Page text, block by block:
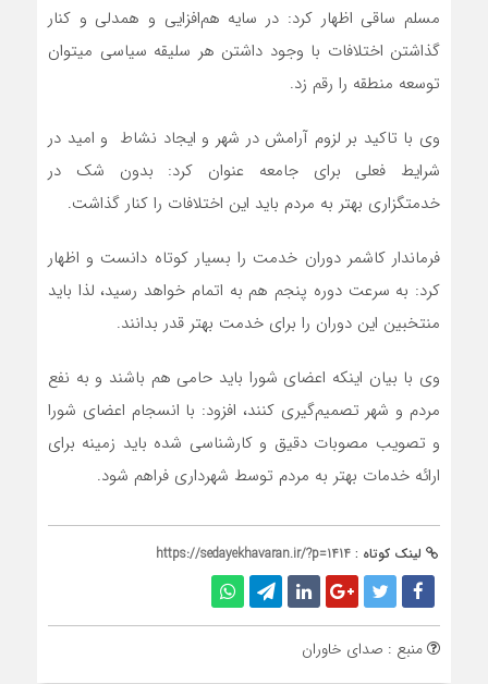
مسلم ساقی اظهار کرد: در سایه هم‌افزایی و همدلی و کنار
گذاشتن اختلافات با وجود داشتن هر سلیقه سیاسی می‎توان
توسعه منطقه را رقم زد.
وی با تاکید بر لزوم آرامش در شهر و ایجاد نشاط و امید در
شرایط فعلی برای جامعه عنوان کرد: بدون شک در
خدمتگزاری بهتر به مردم باید این اختلافات را کنار گذاشت.
فرماندار کاشمر دوران خدمت را بسیار کوتاه دانست و اظهار
کرد: به سرعت دوره پنجم هم به اتمام خواهد رسید، لذا باید
منتخبین این دوران را براي خدمت بهتر قدر بدانند.
وی با بیان اینکه اعضای شورا باید حامی هم باشند و به نفع
مردم و شهر تصمیم‌گیری کنند، افزود: با انسجام اعضاي شورا
و تصویب مصوبات دقیق و کارشناسی شده باید زمینه برای
ارائه خدمات بهتر به مردم توسط شهرداري فراهم شود.
لینک کوتاه : https://sedayekhavaran.ir/?p=1414
منبع : صدای خاوران